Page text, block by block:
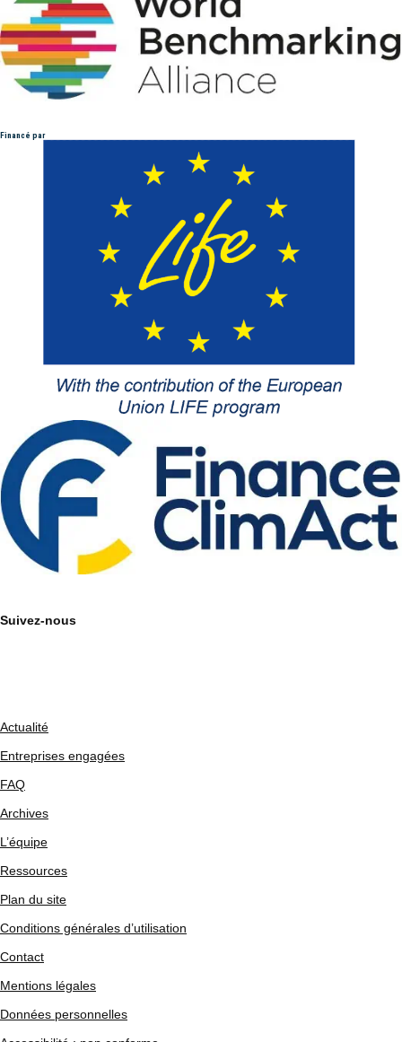
Financé par
Suivez-nous
Actualité
Entreprises engagées
FAQ
Archives
L’équipe
Ressources
Plan du site
Conditions générales d’utilisation
Contact
Mentions légales
Données personnelles